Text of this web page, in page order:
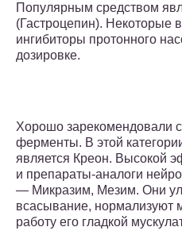
Популярным средством
(Гастроцепин). Некоторые
ингибиторы протонного
дозировке.
Хорошо зарекомендовали
ферменты. В этой
является Креон. Высокой
и препараты-аналоги
— Микразим, Мезим. Они
всасывание, нормализуют
работу его гладкой